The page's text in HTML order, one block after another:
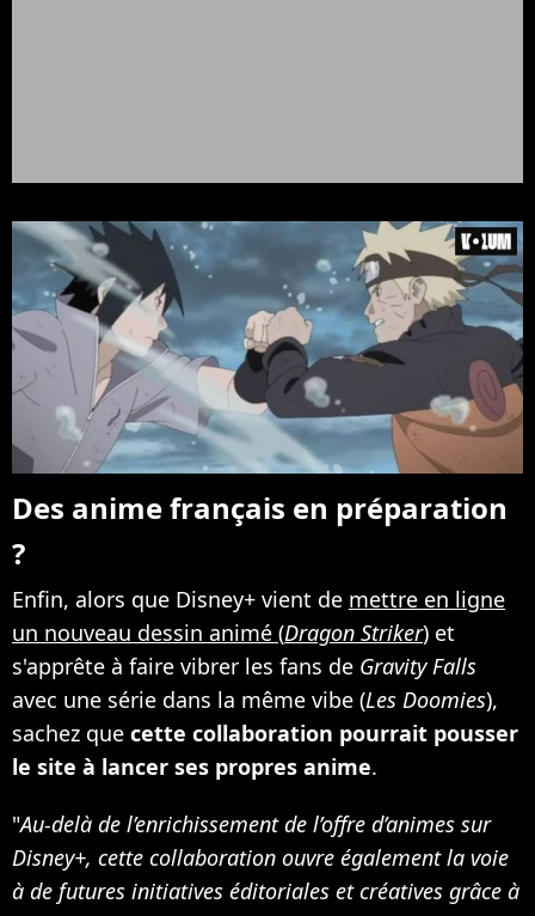
Des anime français en préparation
?
Enfin, alors que Disney+ vient de mettre en ligne
un nouveau dessin animé (Dragon Striker) et
s'apprête à faire vibrer les fans de Gravity Falls
avec une série dans la même vibe (Les Doomies),
sachez que cette collaboration pourrait pousser
le site à lancer ses propres anime.
"Au-delà de l’enrichissement de l’offre d’animes sur
Disney+, cette collaboration ouvre également la voie
à de futures initiatives éditoriales et créatives grâce à